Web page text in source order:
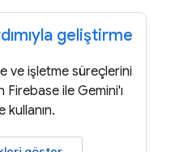
geliştirme
ve işletme süreçlerini
Firebase ile Gemini'ı
kullanın.